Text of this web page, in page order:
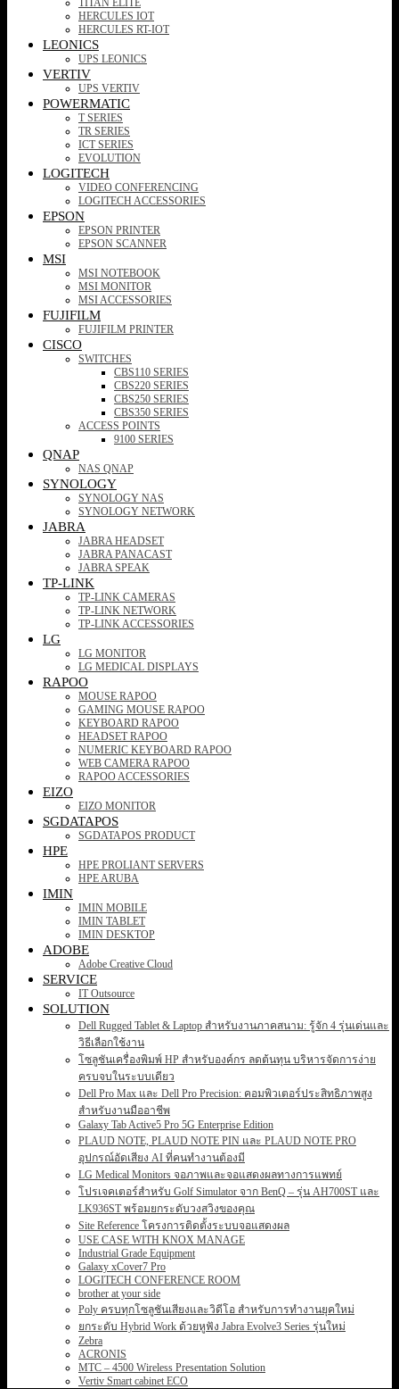
TITAN ELITE
HERCULES IOT
HERCULES RT-IOT
LEONICS
UPS LEONICS
VERTIV
UPS VERTIV
POWERMATIC
T SERIES
TR SERIES
ICT SERIES
EVOLUTION
LOGITECH
VIDEO CONFERENCING
LOGITECH ACCESSORIES
EPSON
EPSON PRINTER
EPSON SCANNER
MSI
MSI NOTEBOOK
MSI MONITOR
MSI ACCESSORIES
FUJIFILM
FUJIFILM PRINTER
CISCO
SWITCHES
CBS110 SERIES
CBS220 SERIES
CBS250 SERIES
CBS350 SERIES
ACCESS POINTS
9100 SERIES
QNAP
NAS QNAP
SYNOLOGY
SYNOLOGY NAS
SYNOLOGY NETWORK
JABRA
JABRA HEADSET
JABRA PANACAST
JABRA SPEAK
TP-LINK
TP-LINK CAMERAS
TP-LINK NETWORK
TP-LINK ACCESSORIES
LG
LG MONITOR
LG MEDICAL DISPLAYS
RAPOO
MOUSE RAPOO
GAMING MOUSE RAPOO
KEYBOARD RAPOO
HEADSET RAPOO
NUMERIC KEYBOARD RAPOO
WEB CAMERA RAPOO
RAPOO ACCESSORIES
EIZO
EIZO MONITOR
SGDATAPOS
SGDATAPOS PRODUCT
HPE
HPE PROLIANT SERVERS
HPE ARUBA
IMIN
IMIN MOBILE
IMIN TABLET
IMIN DESKTOP
ADOBE
Adobe Creative Cloud
SERVICE
IT Outsource
SOLUTION
Dell Rugged Tablet & Laptop สำหรับงานภาคสนาม: รู้จัก 4 รุ่นเด่นและ
วิธีเลือกใช้งาน
โซลูชันเครื่องพิมพ์ HP สำหรับองค์กร ลดต้นทุน บริหารจัดการง่าย
ครบจบในระบบเดียว
Dell Pro Max และ Dell Pro Precision: คอมพิวเตอร์ประสิทธิภาพสูง
สำหรับงานมืออาชีพ
Galaxy Tab Active5 Pro 5G Enterprise Edition
PLAUD NOTE, PLAUD NOTE PIN และ PLAUD NOTE PRO
อุปกรณ์อัดเสียง AI ที่คนทำงานต้องมี
LG Medical Monitors จอภาพและจอแสดงผลทางการแพทย์
โปรเจคเตอร์สำหรับ Golf Simulator จาก BenQ – รุ่น AH700ST และ
LK936ST พร้อมยกระดับวงสวิงของคุณ
Site Reference โครงการติดตั้งระบบจอแสดงผล
USE CASE WITH KNOX MANAGE
Industrial Grade Equipment
Galaxy xCover7 Pro
LOGITECH CONFERENCE ROOM
brother at your side
Poly ครบทุกโซลูชันเสียงและวิดีโอ สำหรับการทำงานยุคใหม่
ยกระดับ Hybrid Work ด้วยหูฟัง Jabra Evolve3 Series รุ่นใหม่
Zebra
ACRONIS
MTC – 4500 Wireless Presentation Solution
Vertiv Smart cabinet ECO